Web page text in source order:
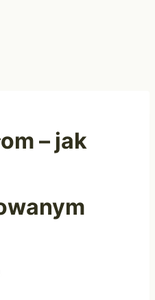
– jak